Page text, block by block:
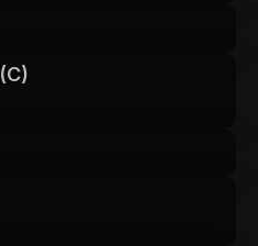
(C)